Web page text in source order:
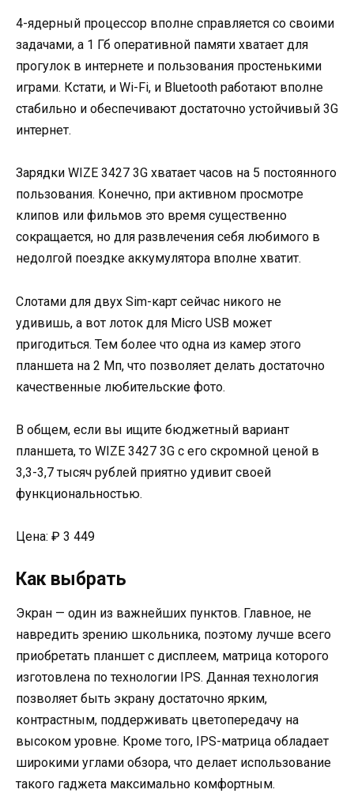
4-ядерный процессор вполне справляется со своими
задачами, а 1 Гб оперативной памяти хватает для
прогулок в интернете и пользования простенькими
играми. Кстати, и Wi-Fi, и Bluetooth работают вполне
стабильно и обеспечивают достаточно устойчивый 3G
интернет.
Зарядки WIZE 3427 3G хватает часов на 5 постоянного
пользования. Конечно, при активном просмотре
клипов или фильмов это время существенно
сокращается, но для развлечения себя любимого в
недолгой поездке аккумулятора вполне хватит.
Слотами для двух Sim-карт сейчас никого не
удивишь, а вот лоток для Micro USB может
пригодиться. Тем более что одна из камер этого
планшета на 2 Мп, что позволяет делать достаточно
качественные любительские фото.
В общем, если вы ищите бюджетный вариант
планшета, то WIZE 3427 3G с его скромной ценой в
3,3-3,7 тысяч рублей приятно удивит своей
функциональностью.
Цена: ₽ 3 449
Как выбрать
Экран — один из важнейших пунктов. Главное, не
навредить зрению школьника, поэтому лучше всего
приобретать планшет с дисплеем, матрица которого
изготовлена по технологии IPS. Данная технология
позволяет быть экрану достаточно ярким,
контрастным, поддерживать цветопередачу на
высоком уровне. Кроме того, IPS-матрица обладает
широкими углами обзора, что делает использование
такого гаджета максимально комфортным.